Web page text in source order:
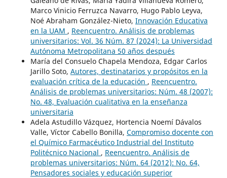
Marco Vinicio Ferruzca Navarro, Hugo Pablo Leyva,
Noé Abraham González-Nieto, Innovación Educativa
en la UAM , Reencuentro. Análisis de problemas
universitarios: Vol. 36 Núm. 87 (2024): La Universidad
Autónoma Metropolitana 50 años después
María del Consuelo Chapela Mendoza, Edgar Carlos
Jarillo Soto, Autores, destinatarios y propósitos en la
evaluación crítica de la educación , Reencuentro.
Análisis de problemas universitarios: Núm. 48 (2007):
No. 48, Evaluación cualitativa en la enseñanza
universitaria
Adela Astudillo Vázquez, Hortencia Noemí Dávalos
Valle, Víctor Cabello Bonilla, Compromiso docente con
el Químico Farmacéutico Industrial del Instituto
Politécnico Nacional , Reencuentro. Análisis de
problemas universitarios: Núm. 64 (2012): No. 64,
Pensadores sociales y educación superior